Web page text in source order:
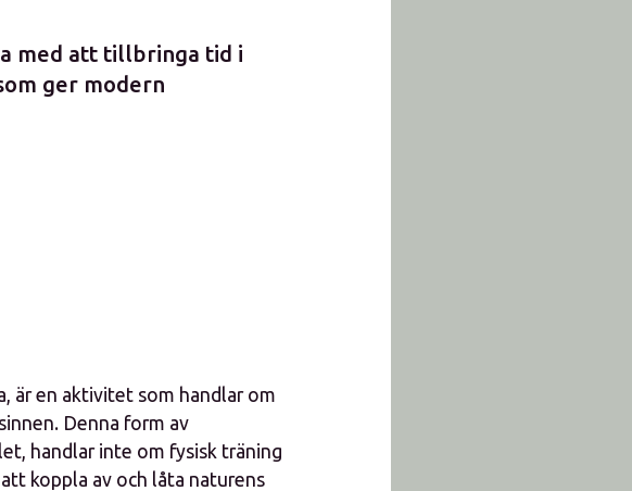
med att tillbringa tid i
ger modern
är en aktivitet som handlar om
Denna form av
handlar inte om fysisk träning
koppla av och låta naturens